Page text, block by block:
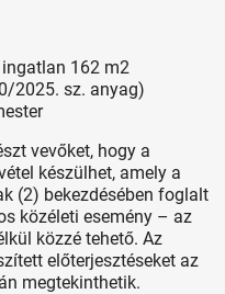
162 m2
2025. sz. anyag)
vevőket, hogy a
készülhet, amely a
(2) bekezdésében foglalt
közéleti esemény – az
közzé tehető. Az
előterjesztéseket az
megtekinthetik.